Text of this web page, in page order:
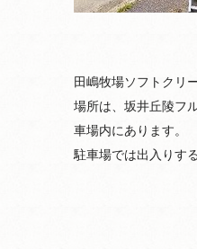
田嶋牧場ソフトクリ
場所は、坂井丘陵フ
車場内にあります。
駐車場では出入りす